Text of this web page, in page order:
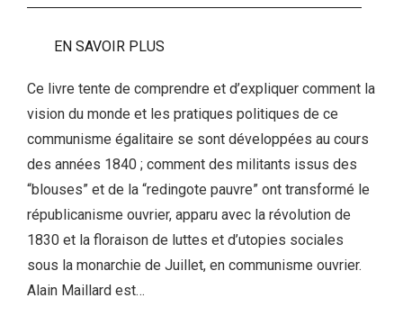
EN SAVOIR PLUS
Ce livre tente de comprendre et d’expliquer comment la
vision du monde et les pratiques politiques de ce
communisme égalitaire se sont développées au cours
des années 1840 ; comment des militants issus des
“blouses” et de la “redingote pauvre” ont transformé le
républicanisme ouvrier, apparu avec la révolution de
1830 et la floraison de luttes et d’utopies sociales
sous la monarchie de Juillet, en communisme ouvrier.
Alain Maillard est…